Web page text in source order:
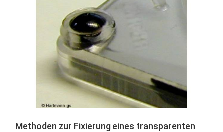
Methoden zur Fixierung eines transparenten